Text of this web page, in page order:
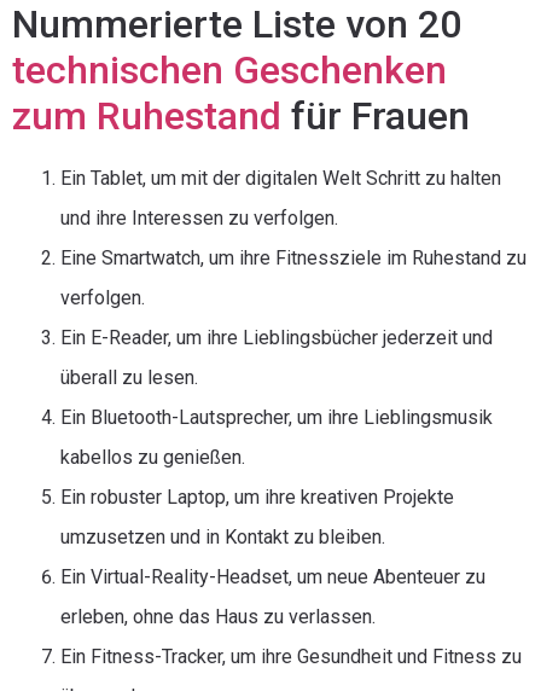
Nummerierte Liste von 20
technischen Geschenken
zum Ruhestand für Frauen
Ein Tablet, um mit der digitalen Welt Schritt zu halten
und ihre Interessen zu verfolgen.
Eine Smartwatch, um ihre Fitnessziele im Ruhestand zu
verfolgen.
Ein E-Reader, um ihre Lieblingsbücher jederzeit und
überall zu lesen.
Ein Bluetooth-Lautsprecher, um ihre Lieblingsmusik
kabellos zu genießen.
Ein robuster Laptop, um ihre kreativen Projekte
umzusetzen und in Kontakt zu bleiben.
Ein Virtual-Reality-Headset, um neue Abenteuer zu
erleben, ohne das Haus zu verlassen.
Ein Fitness-Tracker, um ihre Gesundheit und Fitness zu